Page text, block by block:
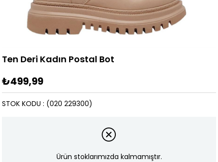
Ten Deri Kadın Postal Bot
₺499,99
(020 229300)
STOK KODU
Ürün stoklarımızda kalmamıştır.